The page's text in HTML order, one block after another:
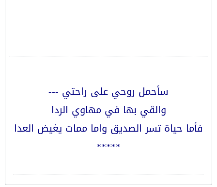
سأحمل روحي على راحتي ---
والقي بها في مهاوي الردا
فأما حياة تسر الصديق واما ممات يغيض العدا
*****